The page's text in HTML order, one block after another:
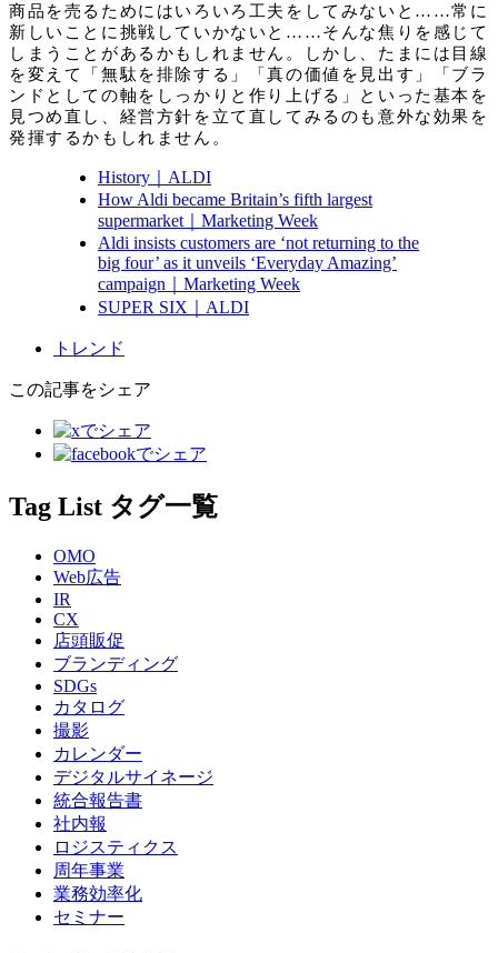
商品を売るためにはいろいろ工夫をしてみないと……常に
新しいことに挑戦していかないと……そんな焦りを感じて
しまうことがあるかもしれません。しかし、たまには目線
を変えて「無駄を排除する」「真の価値を見出す」「ブラ
ンドとしての軸をしっかりと作り上げる」といった基本を
見つめ直し、経営方針を立て直してみるのも意外な効果を
発揮するかもしれません。
History｜ALDI
How Aldi became Britain’s fifth largest
supermarket｜Marketing Week
Aldi insists customers are ‘not returning to the
big four’ as it unveils ‘Everyday Amazing’
campaign｜Marketing Week
SUPER SIX｜ALDI
トレンド
この記事をシェア
Tag List タグ一覧
OMO
Web広告
IR
CX
店頭販促
ブランディング
SDGs
カタログ
撮影
カレンダー
デジタルサイネージ
統合報告書
社内報
ロジスティクス
周年事業
業務効率化
セミナー